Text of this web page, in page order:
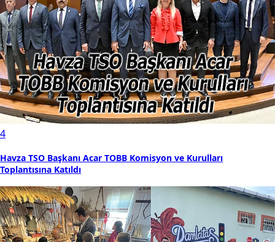
4
Havza TSO Başkanı Acar TOBB Komisyon ve Kurulları
Toplantısına Katıldı